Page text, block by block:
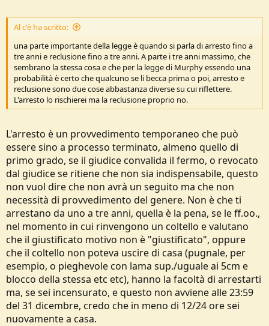
Al c'è ha scritto:
una parte importante della legge è quando si parla di arresto fino a
tre anni e reclusione fino a tre anni. A parte i tre anni massimo, che
sembrano la stessa cosa e che per la legge di Murphy essendo una
probabilità è certo che qualcuno se li becca prima o poi, arresto e
reclusione sono due cose abbastanza diverse su cui riflettere.
L'arresto lo rischierei ma la reclusione proprio no.
L'arresto è un provvedimento temporaneo che può
essere sino a processo terminato, almeno quello di
primo grado, se il giudice convalida il fermo, o revocato
dal giudice se ritiene che non sia indispensabile, questo
non vuol dire che non avrà un seguito ma che non
necessità di provvedimento del genere. Non è che ti
arrestano da uno a tre anni, quella è la pena, se le ff.oo.,
nel momento in cui rinvengono un coltello e valutano
che il giustificato motivo non è "giustificato", oppure
che il coltello non poteva uscire di casa (pugnale, per
esempio, o pieghevole con lama sup./uguale ai 5cm e
blocco della stessa etc etc), hanno la facoltà di arrestarti
ma, se sei incensurato, e questo non avviene alle 23:59
del 31 dicembre, credo che in meno di 12/24 ore sei
nuovamente a casa.